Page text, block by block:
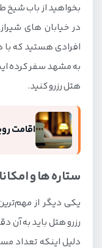
بخواهید از باب شیخ
در خیابان های
افرادی هستید که با
به مشهد سفر کرده
هتل رزرو کنید.
اقامت
ستاره ها و
یکی دیگر از
رزرو هتل باید به آن
دلیل اینکه تعداد